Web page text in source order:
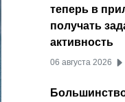
теперь в
получать
активность
06 августа 2026